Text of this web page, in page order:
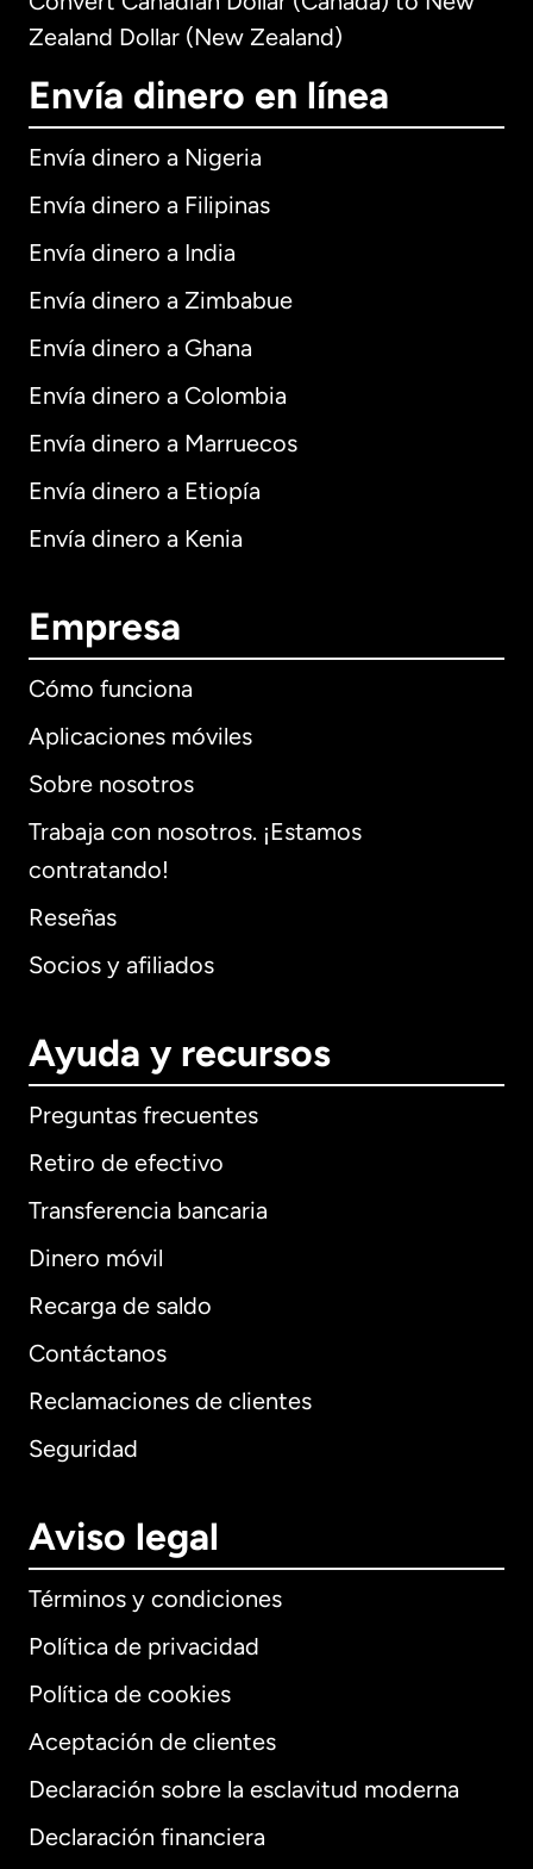
Zealand Dollar (New Zealand)
Envía dinero en línea
Envía dinero a Nigeria
Envía dinero a Filipinas
Envía dinero a India
Envía dinero a Zimbabue
Envía dinero a Ghana
Envía dinero a Colombia
Envía dinero a Marruecos
Envía dinero a Etiopía
Envía dinero a Kenia
Empresa
Cómo funciona
Aplicaciones móviles
Sobre nosotros
Trabaja con nosotros. ¡Estamos
contratando!
Reseñas
Socios y afiliados
Ayuda y recursos
Preguntas frecuentes
Retiro de efectivo
Transferencia bancaria
Dinero móvil
Recarga de saldo
Contáctanos
Reclamaciones de clientes
Seguridad
Aviso legal
Términos y condiciones
Política de privacidad
Política de cookies
Aceptación de clientes
Declaración sobre la esclavitud moderna
Declaración financiera
Internacional English